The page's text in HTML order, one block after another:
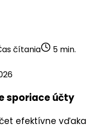
čítania
5 min.
sporiace účty
efektívne vďaka